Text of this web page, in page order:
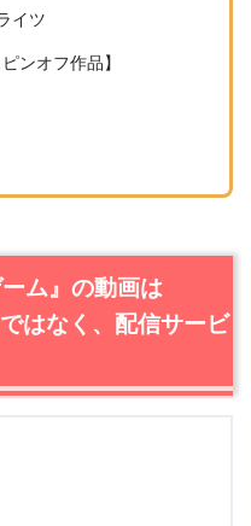
イツ
ンオフ作品】
ム』の動画は
はなく、配信サービ